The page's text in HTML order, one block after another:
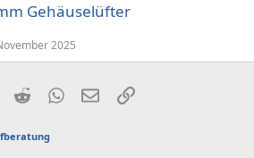
Gehäuselüfter
2025
RedditWhatsApp
E-MailLink